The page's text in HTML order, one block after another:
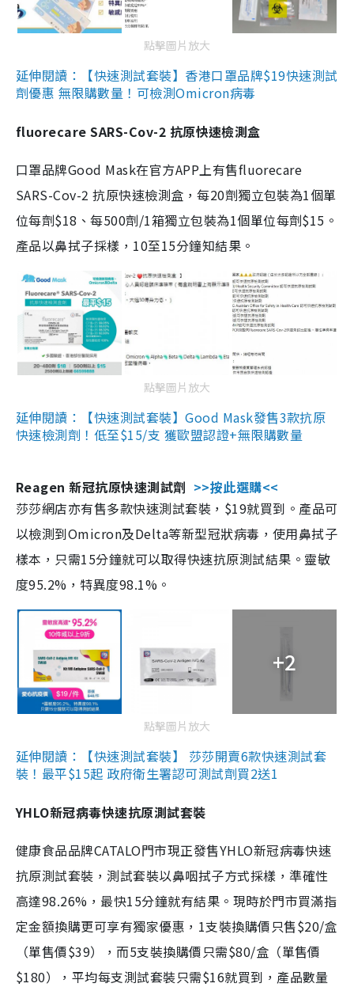
點擊圖片放大
延伸閱讀：【快速測試套裝】香港口罩品牌$19快速測試
劑優惠 無限購數量！可檢測Omicron病毒
fluorecare SARS-Cov-2 抗原快速檢測盒
口罩品牌Good Mask在官方APP上有售fluorecare
SARS-Cov-2 抗原快速檢測盒，每20劑獨立包裝為1個單
位每劑$18、每500劑/1箱獨立包裝為1個單位每劑$15。
產品以鼻拭子採樣，10至15分鐘知結果。
點擊圖片放大
延伸閱讀：【快速測試套裝】Good Mask發售3款抗原
快速檢測劑！低至$15/支 獲歐盟認證+無限購數量
Reagen 新冠抗原快速測試劑 >>按此選購<<
莎莎網店亦有售多款快速測試套裝，$19就買到。產品可
以檢測到Omicron及Delta等新型冠狀病毒，使用鼻拭子
樣本，只需15分鐘就可以取得快速抗原測試結果。靈敏
度95.2%，特異度98.1%。
+2
點擊圖片放大
延伸閱讀：【快速測試套裝】 莎莎開賣6款快速測試套
裝！最平$15起 政府衛生署認可測試劑買2送1
YHLO新冠病毒快速抗原測試套裝
健康食品品牌CATALO門市現正發售YHLO新冠病毒快速
抗原測試套裝，測試套裝以鼻咽拭子方式採樣，準確性
高達98.26%，最快15分鐘就有結果。現時於門市買滿指
定金額換購更可享有獨家優惠，1支裝換購價只售$20/盒
（單售價$39），而5支裝換購價只需$80/盒（單售價
$180），平均每支測試套裝只需$16就買到，產品數量